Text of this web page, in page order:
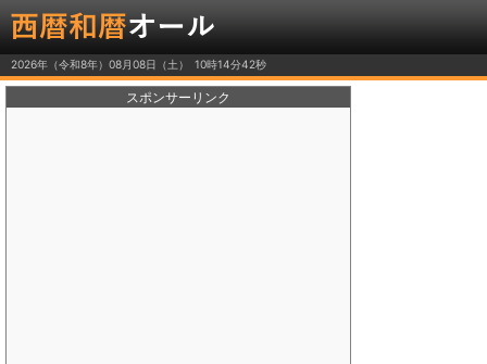
2026年（令和8年）08月08日（土）
スポンサーリンク